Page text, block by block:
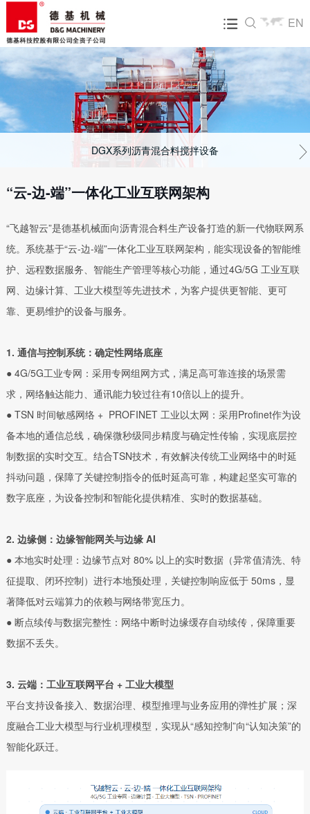
EN

关于我们
走进德基
技术研发
产品中心
DGX系列沥青混合料搅拌设备
环保型沥青混合料搅拌设备
整体式再生设备
沥青混合料再生设备<组合式>
拖挂式沥青混合料搅拌设备
RAP齿辊破碎筛分设备
物联网及生产管理系统（飞越智云）
飞达服务
营销网络
配件业务
新闻资讯
公司新闻
展会活动
人才招聘
人才招聘
DGX系列沥青混合料搅拌设备
“云-边-端”一体化工业互联网架构
“飞越智云”是德基机械面向沥青混合料生产设备打造的新一代物联网系
统。系统基于“云-边-端”一体化工业互联网架构，能实现设备的智能维
护、远程数据服务、智能生产管理等核心功能，通过4G/5G 工业互联
网、边缘计算、工业大模型等先进技术，为客户提供更智能、更可
靠、更易维护的设备与服务。
1. 通信与控制系统：确定性网络底座
● 4G/5G工业专网：采用专网组网方式，满足高可靠连接的场景需
求，网络触达能力、通讯能力较过往有10倍以上的提升。
● TSN 时间敏感网络 + PROFINET 工业以太网：采用Profinet作为设
备本地的通信总线，确保微秒级同步精度与确定性传输，实现底层控
制数据的实时交互。结合TSN技术，有效解决传统工业网络中的时延
抖动问题，保障了关键控制指令的低时延高可靠，构建起坚实可靠的
数字底座，为设备控制和智能化提供精准、实时的数据基础。
2. 边缘侧：边缘智能网关与边缘 AI
● 本地实时处理：边缘节点对 80% 以上的实时数据（异常值清洗、特
征提取、闭环控制）进行本地预处理，关键控制响应低于 50ms，显
著降低对云端算力的依赖与网络带宽压力。
● 断点续传与数据完整性：网络中断时边缘缓存自动续传，保障重要
数据不丢失。
3. 云端：工业互联网平台 + 工业大模型
平台支持设备接入、数据治理、模型推理与业务应用的弹性扩展；深
度融合工业大模型与行业机理模型，实现从“感知控制”向“认知决策”的
智能化跃迁。